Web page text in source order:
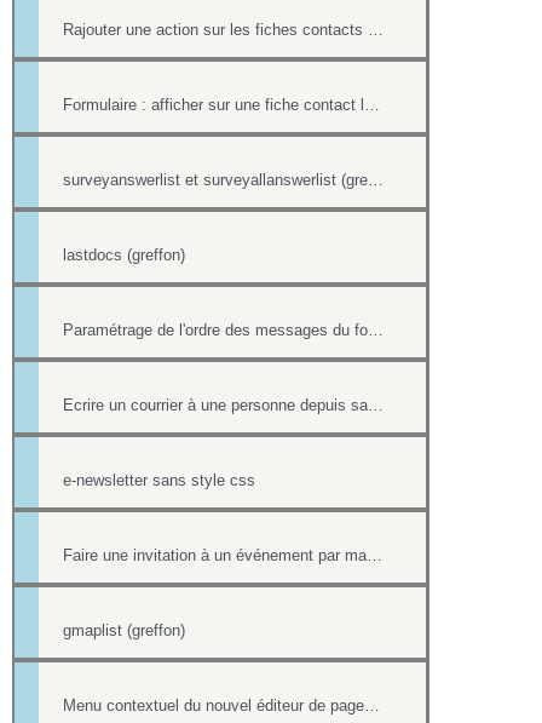
Rajouter une action sur les fiches contacts de chacun des destinataires d'un mailing
Formulaire : afficher sur une fiche contact le lien ou le contenu d'un formulaire
surveyanswerlist et surveyallanswerlist (greffons)
lastdocs (greffon)
Paramétrage de l'ordre des messages du forum
Ecrire un courrier à une personne depuis sa fiche contact
e-newsletter sans style css
Faire une invitation à un événement par mail avec option inscription
gmaplist (greffon)
Menu contextuel du nouvel éditeur de page html